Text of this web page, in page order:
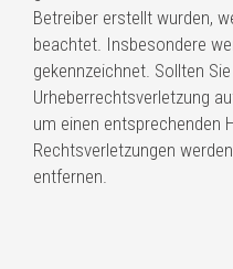
Betreiber erstellt wurden,
beachtet. Insbesondere
gekennzeichnet. Sollten
Urheberrechtsverletzung
um einen entsprechenden
Rechtsverletzungen
entfernen.